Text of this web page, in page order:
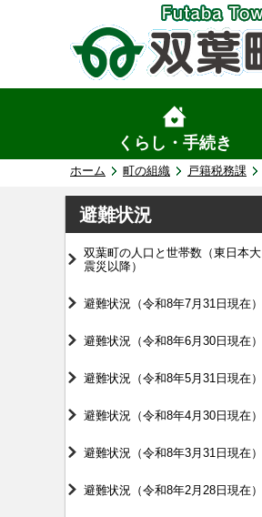
くらし・手続き
ホーム 町の組織 戸籍税務課
避難状況
双葉町の人口と世帯数（東日本大
震災以降）
避難状況（令和8年7月31日現在）
避難状況（令和8年6月30日現在）
避難状況（令和8年5月31日現在）
避難状況（令和8年4月30日現在）
避難状況（令和8年3月31日現在）
避難状況（令和8年2月28日現在）